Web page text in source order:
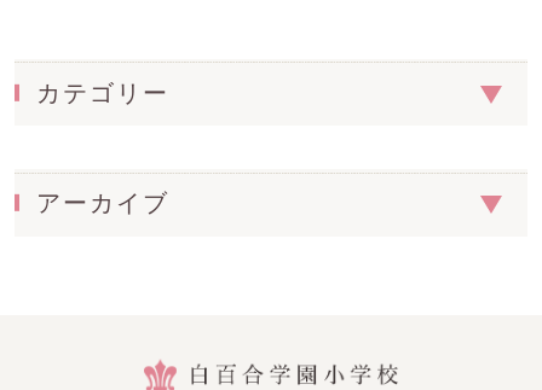
カテゴリー
アーカイブ